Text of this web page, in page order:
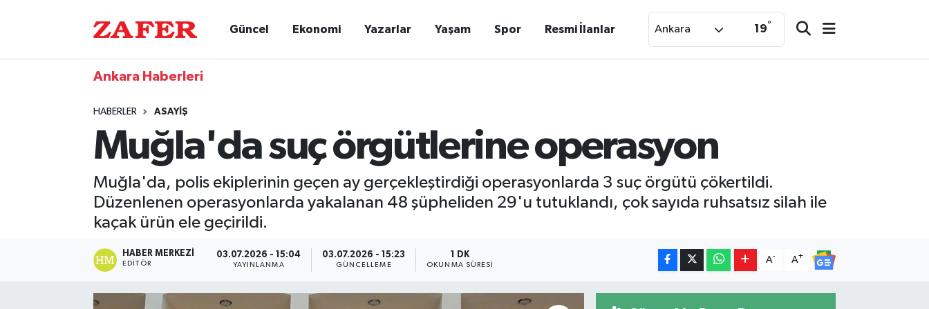
Güncel Ekonomi Yazarlar Yaşam Spor Resmi İlanlar Ankara 19°
Ankara Haberleri
HABERLER ASAYIŞ
Muğla'da suç örgütlerine operasyon
Muğla'da, polis ekiplerinin geçen ay gerçekleştirdiği operasyonlarda 3 suç örgütü çökertildi.
Düzenlenen operasyonlarda yakalanan 48 şüpheliden 29'u tutuklandı, çok sayıda ruhsatsız silah ile
kaçak ürün ele geçirildi.
HABER MERKEZI
EDITÖR
03.07.2026 - 15:04
YAYINLANMA
03.07.2026 - 15:23
GÜNCELLEME
1 DK
OKUNMA SÜRESI
A- A+